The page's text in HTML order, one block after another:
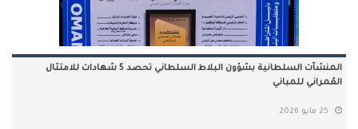
المنشآت السلطانية بشؤون البلاط السلطاني تحصد 5 شهادات للامتثال
العُمراني للمباني
25 مايو 2026